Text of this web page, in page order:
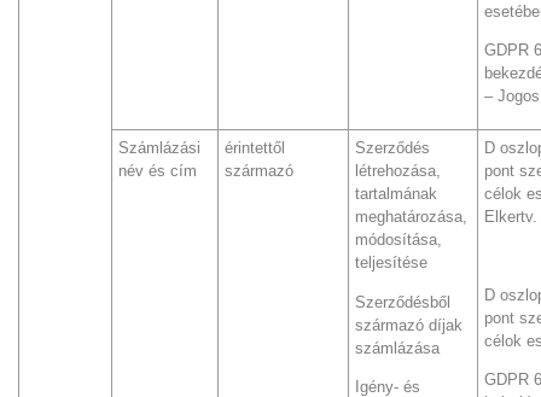
GDPR
–
Számlázási
név és cím
érintettől
származó
Szerződés
létrehozása,
tartalmának
meghatározása,
módosítása,
teljesítése
Szerződésből
származó díjak
számlázása
Igény- és
D
pont
célok
D
pont
célok
GDPR